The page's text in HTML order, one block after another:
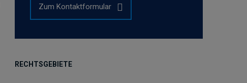
Zum Kontaktformular
RECHTSGEBIETE